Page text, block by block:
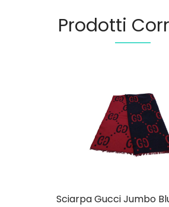
Prodotti
Sciarpa Gucci Jumbo